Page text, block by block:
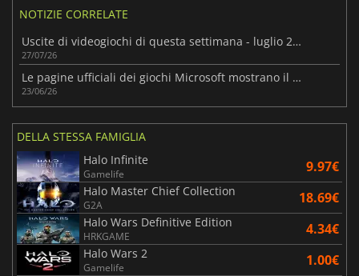
NOTIZIE CORRELATE
Uscite di videogiochi di questa settimana - luglio 2026 (settimana 31)
27/07/26
Le pagine ufficiali dei giochi Microsoft mostrano il nuovo marchio Xbox Handheld
23/06/26
DELLA STESSA FAMIGLIA
Halo Infinite
Gamelife 9.97€
Halo Master Chief Collection
G2A 18.69€
Halo Wars Definitive Edition
HRKGAME 4.34€
Halo Wars 2
Gamelife 1.00€